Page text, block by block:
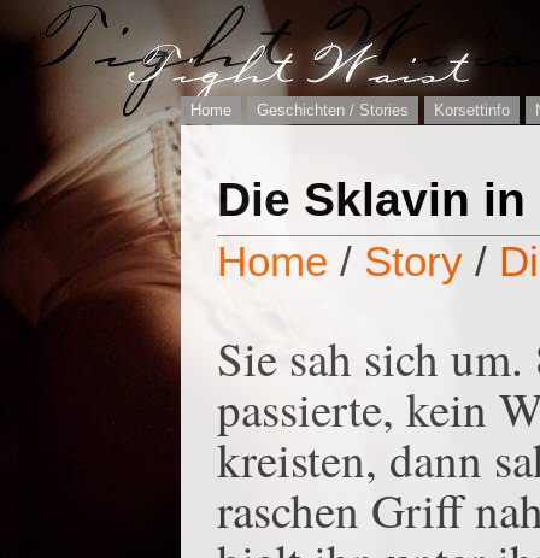
Home Geschichten / Stories Korsettinfo
Die Sklavin in
Home / Story /
Sie sah sich
passierte, kein
kreisten, dann
raschen Griff